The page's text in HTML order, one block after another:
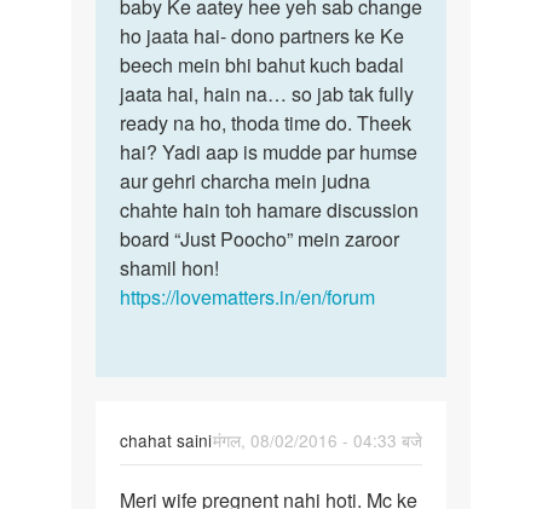
rukshan
baby Ke aatey hee yeh sab change
ho jaata hai- dono partners ke Ke
beech mein bhi bahut kuch badal
jaata hai, hain na… so jab tak fully
ready na ho, thoda time do. Theek
hai? Yadi aap is mudde par humse
aur gehri charcha mein judna
chahte hain toh hamare discussion
board “Just Poocho” mein zaroor
shamil hon!
https://lovematters.in/en/forum
chahat sainiमंगल, 08/02/2016 - 04:33 बजे
Meri
Meri wife pregnent nahi hoti. Mc ke